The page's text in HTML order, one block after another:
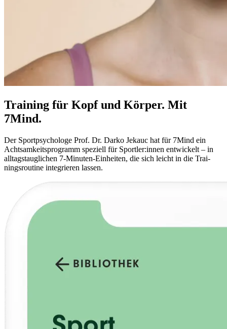
Training für Kopf und Körper. Mit
7Mind.
Der Sport­psy­cho­loge Prof. Dr. Darko Jekauc hat für 7Mind ein
Acht­sam­keits­pro­gramm spe­zi­ell für Sportler:innen ent­wi­ckelt – in
all­tags­taug­li­chen 7-Minu­ten-Ein­hei­ten, die sich leicht in die Trai­
nings­rou­tine inte­grie­ren lassen.